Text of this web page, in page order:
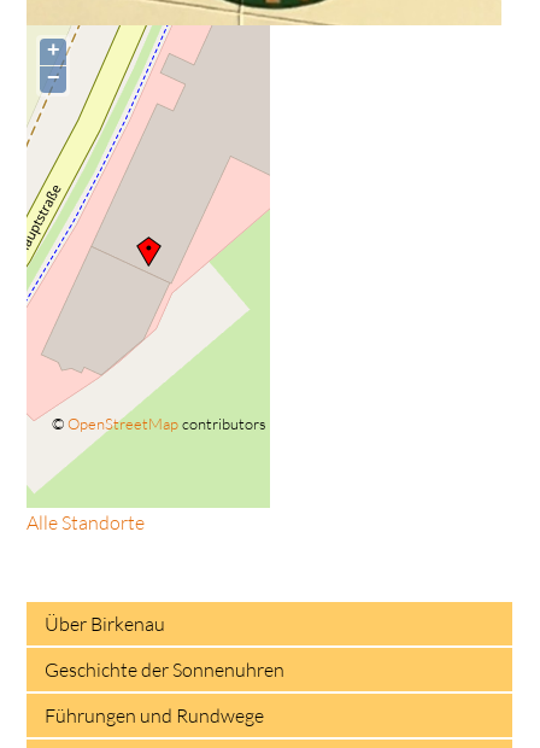
+
−
©OpenStreetMapcontributors
Alle Standorte
Über Birkenau
Geschichte der Sonnenuhren
Führungen und Rundwege